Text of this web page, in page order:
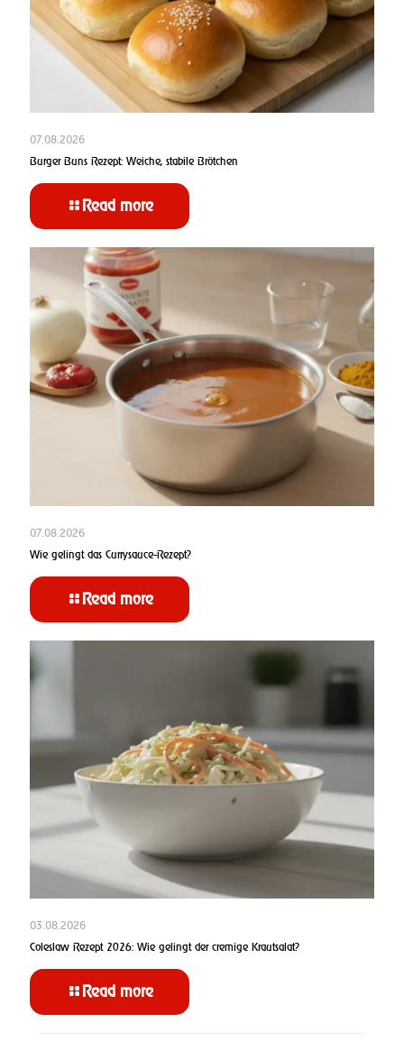
07.08.2026
Burger Buns Rezept: Weiche, stabile Brötchen
Read more
07.08.2026
Wie gelingt das Currysauce-Rezept?
Read more
03.08.2026
Coleslaw Rezept 2026: Wie gelingt der cremige Krautsalat?
Read more